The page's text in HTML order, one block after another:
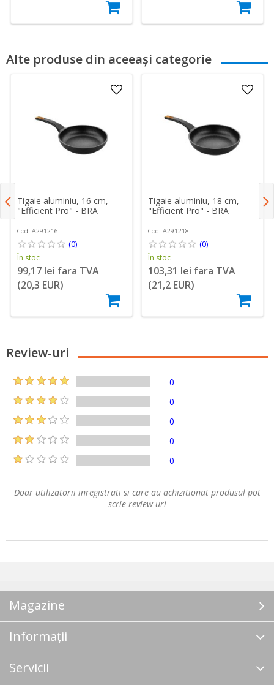
Alte produse din aceeași categorie
Tigaie aluminiu, 16 cm,
"Efficient Pro" - BRA
Cod: A291216
(0)
În stoc
99,17 lei fara TVA
(20,3 EUR)
Tigaie aluminiu, 18 cm,
"Efficient Pro" - BRA
Cod: A291218
(0)
În stoc
103,31 lei fara TVA
(21,2 EUR)
Review-uri
0
0
0
0
0
Doar utilizatorii inregistrati si care au achizitionat produsul pot
scrie review-uri
Magazine
Informații
Servicii